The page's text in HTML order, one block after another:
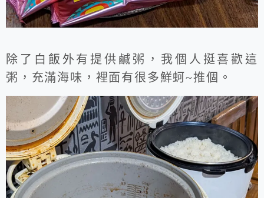
除了白飯外有提供鹹粥，我個人挺喜歡這
粥，充滿海味，裡面有很多鮮蚵~推個。